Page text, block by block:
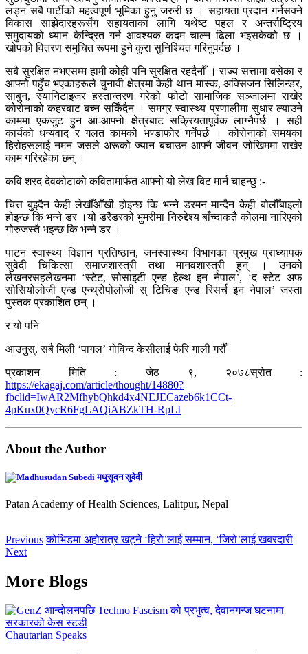
लड्न सबै पार्टीको महत्वपूर्ण भूमिका हुनु जरुरी छ । सहायता प्रदान गर्नसक्ने
विकास साझेदारहरूसँग सहायताका लागि यथेष्ट पहल र अन्तर्राष्ट्रिय
समुदायको ध्यान केन्द्रित गर्न आवश्यक कदम चाल्न ढिला भइसकेको छ ।
खोपको वितरण समुचित रूपमा हुने कुरा सुनिश्चित गरिनुपर्दछ ।
सबै सुरक्षित नभएसम्म हामी कोही पनि सुरक्षित रहदैनौँ । राज्य सत्तामा बसेका र
आफ्नो पहुँच भएकाहरूले चुनावी क्षेत्रमा केही थान मास्क, अक्सिजन सिलिन्डर,
साबुन, स्यानिटाइजर हस्तान्तरण गरेको फोटो सामाजिक सञ्जालमा राखेर
कोरोनाको कहरबाट बच्न सकिँदैन । समग्र स्वास्थ्य प्रणालीमा सुधार ल्याउने
काममा एकजुट हुन आ-आफ्नो क्षेत्रबाट सक्रियतापूर्वक लाग्नैपर्छ । सही
कार्यको धन्यवाद र गलत कामको भण्डाफोर गर्नेपर्छ । कोरोनाको समयका
हिरोहरूलाई नमन जसले अरूको ज्यान बचाउन आफ्नै जीवन जोखिममा राखेर
काम गरिरहेका छन् ।
कवि शरद देवकोटाको कवितामार्फत आफ्नो यो लेख बिट मार्न चाहन्छु :-
चित्त बुझ्दैन केही लेखौँआँखी होइन्छ कि भन्ने डरमन मान्दैन केही बोलौँबाइलो
होइन्छ कि भन्ने डर ।यो डरैडरको भुमरीमा निरुद्देश्य बाँच्दाकतै कोलमा नारिएको
गोरुजस्तै भइन्छ कि भन्ने डर ।
पाटन स्वास्थ्य विज्ञान प्रतिष्ठान, जनस्वास्थ्य विभागका प्रमुख प्राध्यापक
सुवेदी चिकित्सा समाजशास्त्री तथा मानवशास्त्री हुन् । उनको
लेखनरसहलेखनमा ‘स्टेट, सोसाइटी एन्ड हेल्थ इन नेपाल’, ‘द स्टेट अफ
सोसियोलोजी एन्ड एन्थ्रोपोलोजी स् टिचिङ एन्ड रिसर्च इन नेपाल’ जस्ता
पुस्तक प्रकाशित छन् ।
र यो पनि
आउनुस्, सबै मिली ‘पागल’ गोविन्द केसीलाई फेरि गाली गरौँ
प्रकाशन मिति : जेठ ९, २०७८स्रोत :
https://ekagaj.com/article/thought/14880?
fbclid=IwAR2MfhybQhkd4x4NEJECazeb6k1CCt-
4pKux0QycR6FgLAQiABZkTH-RpLI
About the Author
मधुसूदन सुवेदी
Patan Academy of Health Sciences, Lalitpur, Nepal
Previous कोभिडमा अहोरात्र खट्ने ‘हिरो’लाई सम्मान, ‘जिरो’लाई खबरदारी
Next
More Blogs
Chautarian Speaks